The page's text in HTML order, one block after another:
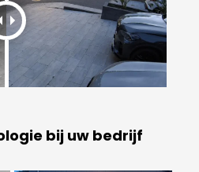
bij uw bedrijf